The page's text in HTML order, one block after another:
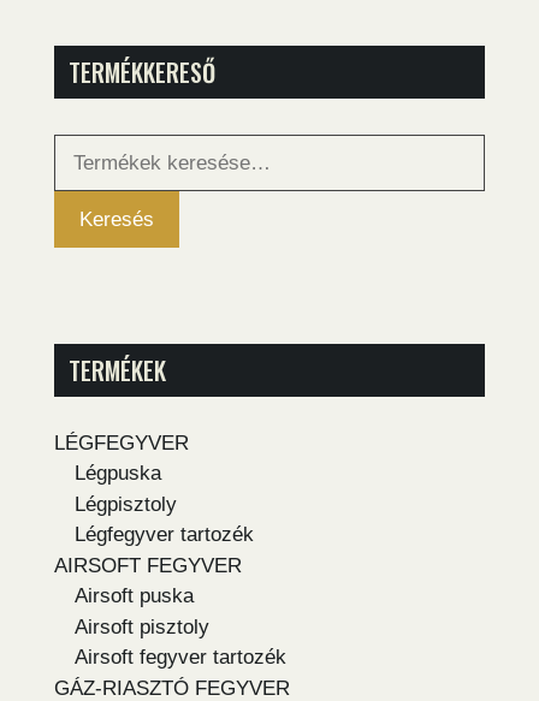
TERMÉKKERESŐ
Keresés
Keresés
TERMÉKEK
LÉGFEGYVER
Légpuska
Légpisztoly
Légfegyver tartozék
AIRSOFT FEGYVER
Airsoft puska
Airsoft pisztoly
Airsoft fegyver tartozék
GÁZ-RIASZTÓ FEGYVER